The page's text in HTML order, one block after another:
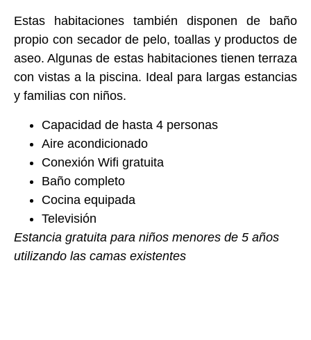
Estas habitaciones también disponen de baño
propio con secador de pelo, toallas y productos de
aseo. Algunas de estas habitaciones tienen terraza
con vistas a la piscina. Ideal para largas estancias
y familias con niños.
Capacidad de hasta 4 personas
Aire acondicionado
Conexión Wifi gratuita
Baño completo
Cocina equipada
Televisión
Estancia gratuita para niños menores de 5 años
utilizando las camas existentes